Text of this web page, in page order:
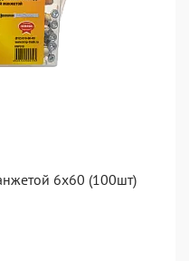
6x60 (100шт)